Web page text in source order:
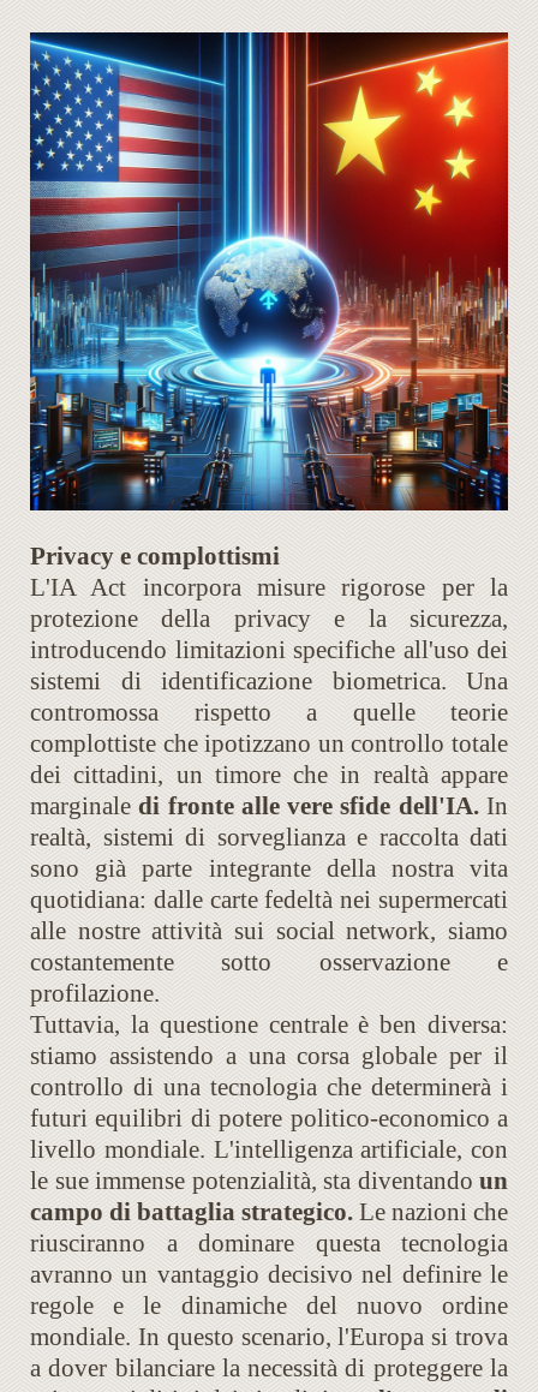
Privacy e complottismi
L'IA Act incorpora misure rigorose per la
protezione della privacy e la sicurezza,
introducendo limitazioni specifiche all'uso dei
sistemi di identificazione biometrica. Una
contromossa rispetto a quelle teorie
complottiste che ipotizzano un controllo totale
dei cittadini, un timore che in realtà appare
marginaledi fronte alle vere sfide dell'IA.In
realtà, sistemi di sorveglianza e raccolta dati
sono già parte integrante della nostra vita
quotidiana: dalle carte fedeltà nei supermercati
alle nostre attività sui social network, siamo
costantemente sotto osservazione e
profilazione.
Tuttavia, la questione centrale è ben diversa:
stiamo assistendo a una corsa globale per il
controllo di una tecnologia che determinerà i
futuri equilibri di potere politico-economico a
livello mondiale. L'intelligenza artificiale, con
le sue immense potenzialità, sta diventando un
campo di battaglia strategico. Le nazioni che
riusciranno a dominare questa tecnologia
avranno un vantaggio decisivo nel definire le
regole e le dinamiche del nuovo ordine
mondiale. In questo scenario, l'Europa si trova
a dover bilanciare la necessità di proteggere la